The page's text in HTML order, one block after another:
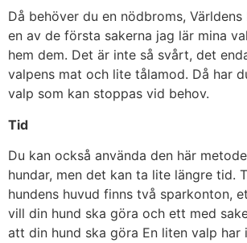
Då behöver du en nödbroms,
en av de första sakerna jag lär mina
hem dem. Det är inte så svårt, det
valpens mat och lite tålamod. Då har
valp som kan stoppas vid behov.
Tid
Du kan också använda den här
hundar, men det kan ta lite längre tid.
hundens huvud finns två sparkonton,
vill din hund ska göra och ett med
att din hund ska göra En liten valp har